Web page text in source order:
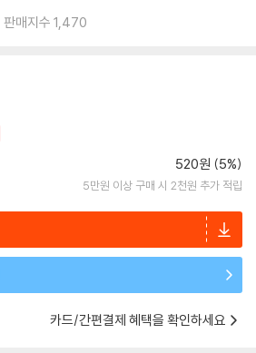
판매지수 1,470
520원 (5%)
5만원 이상 구매 시 2천원 추가 적립
카드/간편결제 혜택을 확인하세요